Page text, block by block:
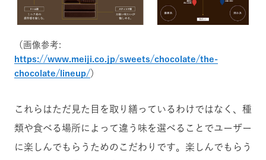
（画像参考:
https://www.meiji.co.jp/sweets/chocolate/the-
chocolate/lineup/ ）
これらはただ見た目を取り繕っているわけではなく、種
類や食べる場所によって違う味を選べることでユーザー
に楽しんでもらうためのこだわりです。楽しんでもらう